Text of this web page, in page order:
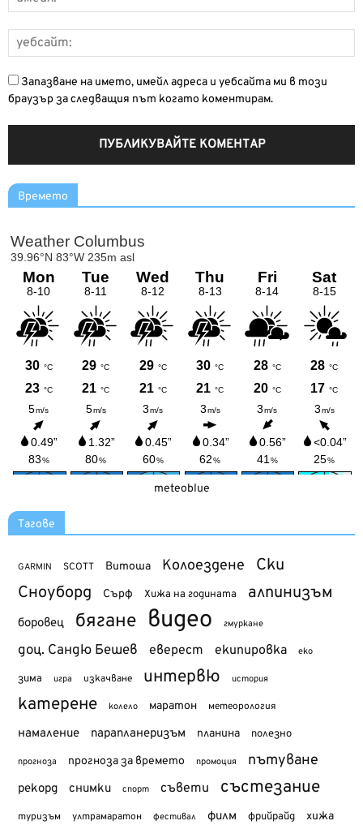
Запазване на името, имейл адреса и уебсайта ми в този
браузър за следващия път когато коментирам.
Времето
meteoblue
Тагове
GARMIN SCOTT Витоша Колоездене Ски
Сноуборд Сърф Хижа на годината алпинизъм
боровец бягане видео гмуркане
доц. Сандю Бешев еверест екипировка еко
зима игра изкачване интервю история
катерене колело маратон метеорология
намаление парапланеризъм планина полезно
прогноза прогноза за времето промоция пътуване
рекорд снимки спорт съвети състезание
туризъм ултрамаратон фестивал филм фрийрайд хижа